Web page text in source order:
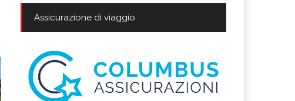
Assicurazione di viaggio